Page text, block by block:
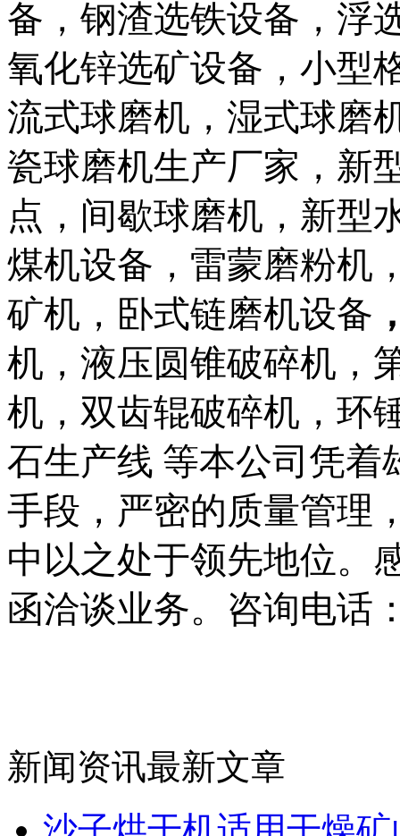
备，钢渣选铁设备，浮
氧化锌选矿设备，小型
流式球磨机，湿式球磨
瓷球磨机生产厂家，新
点，间歇球磨机，新型
煤机设备，雷蒙磨粉机
矿机，卧式链磨机设备
机，液压圆锥破碎机，
机，双齿辊破碎机，环
石生产线 等本公司凭着
手段，严密的质量管理
中以之处于领先地位。
函洽谈业务。咨询电话
新闻资讯最新文章